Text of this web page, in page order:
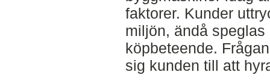
faktorer. Kunder
miljön, ändå
köpbeteende.
sig kunden till att